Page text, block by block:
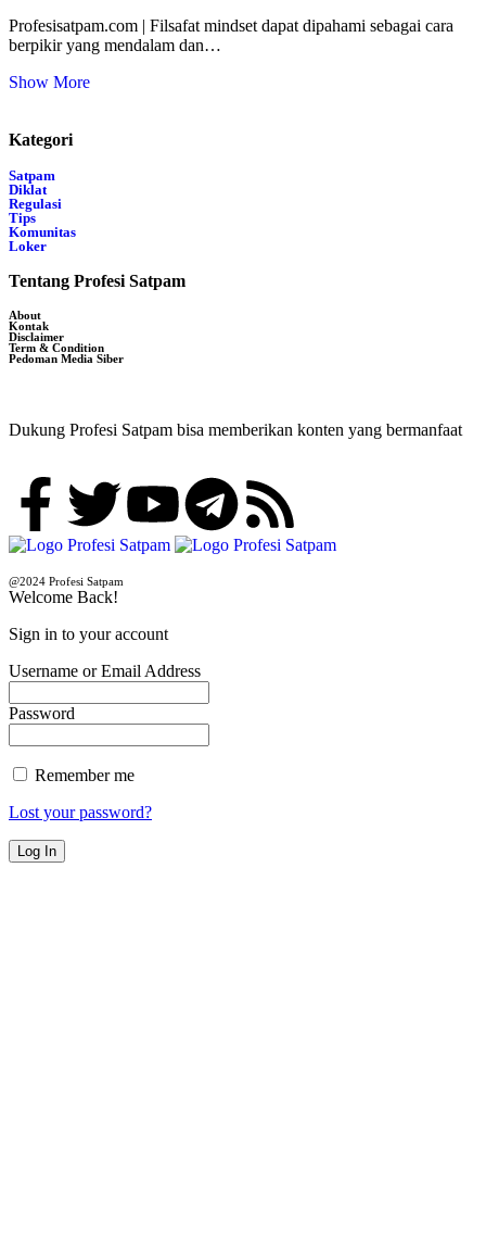
Profesisatpam.com | Filsafat mindset dapat dipahami sebagai cara
berpikir yang mendalam dan…
Show More
Kategori
Satpam
Diklat
Regulasi
Tips
Komunitas
Loker
Tentang Profesi Satpam
About
Kontak
Disclaimer
Term & Condition
Pedoman Media Siber
Dukung Profesi Satpam bisa memberikan konten yang bermanfaat
@2024 Profesi Satpam
Welcome Back!
Sign in to your account
Username or Email Address
Password
Remember me
Lost your password?